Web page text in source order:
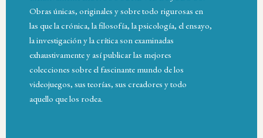
Obras únicas, originales y sobre todo rigurosas en
las que la crónica, la filosofía, la psicología, el ensayo,
la investigación y la crítica son examinadas
exhaustivamente y así publicar las mejores
colecciones sobre el fascinante mundo de los
videojuegos, sus teorías, sus creadores y todo
aquello que los rodea.